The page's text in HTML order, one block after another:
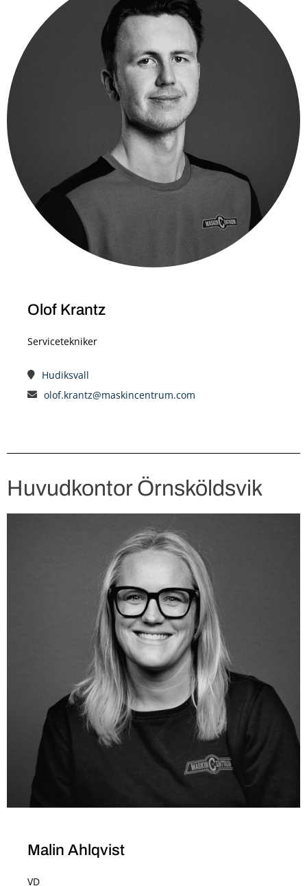
Olof Krantz
Servicetekniker
Hudiksvall
olof.krantz@maskincentrum.com
Huvudkontor Örnsköldsvik
Malin Ahlqvist
VD